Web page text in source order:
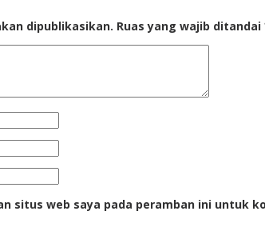
dipublikasikan. Ruas yang wajib ditandai
situs web saya pada peramban ini untuk